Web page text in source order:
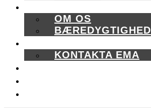
OM OS
BÆREDYGTIGHED
KONTAKTA EMA